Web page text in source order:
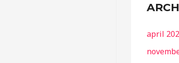
april